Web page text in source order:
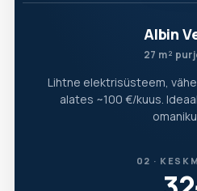
Albin
27 m²
Lihtne elektrisüsteem,
alates ~100 €/kuus.
02 ·